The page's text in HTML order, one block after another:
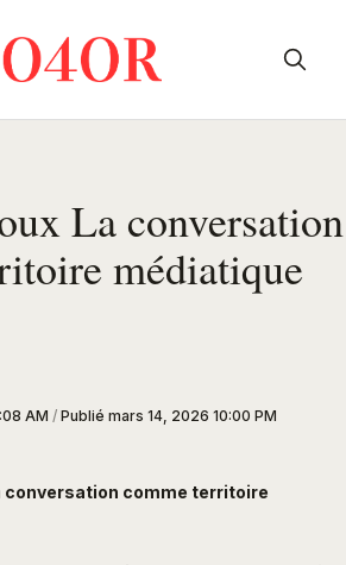
La conversation
médiatique
AM / Publié mars 14, 2026 10:00 PM
conversation comme territoire